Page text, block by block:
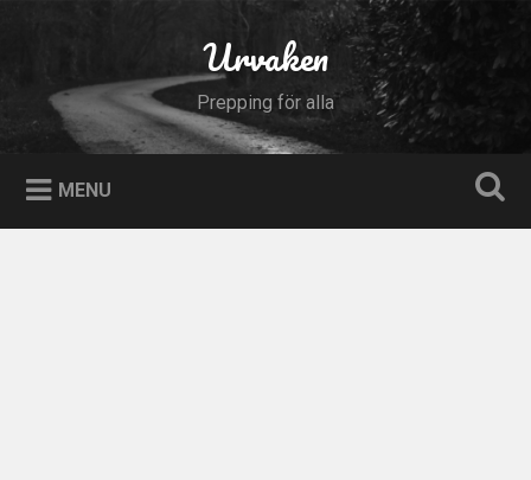
Urvaken
Prepping för alla
MENU